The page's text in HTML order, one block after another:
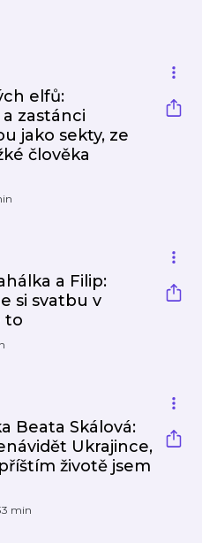
elfů:
zastánci
jako sekty, ze
člověka
a Filip:
si svatbu v
to
Beata Skálová:
Ukrajince,
životě jsem
min